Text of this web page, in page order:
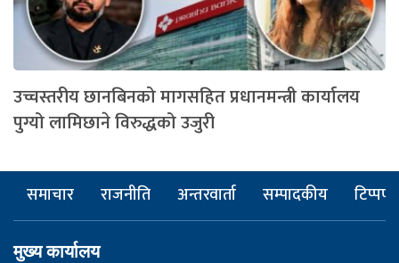
उच्चस्तरीय छानबिनको मागसहित प्रधानमन्त्री कार्यालय
पुग्यो लामिछाने विरुद्धको उजुरी
समाचार राजनीति अन्तरवार्ता सम्पादकीय टिप्पणी
मुख्य कार्यालय